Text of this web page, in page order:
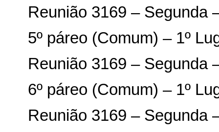
Reunião 3169 – Segunda
5º páreo (Comum) – 1º
Reunião 3169 – Segunda
6º páreo (Comum) – 1º
Reunião 3169 – Segunda